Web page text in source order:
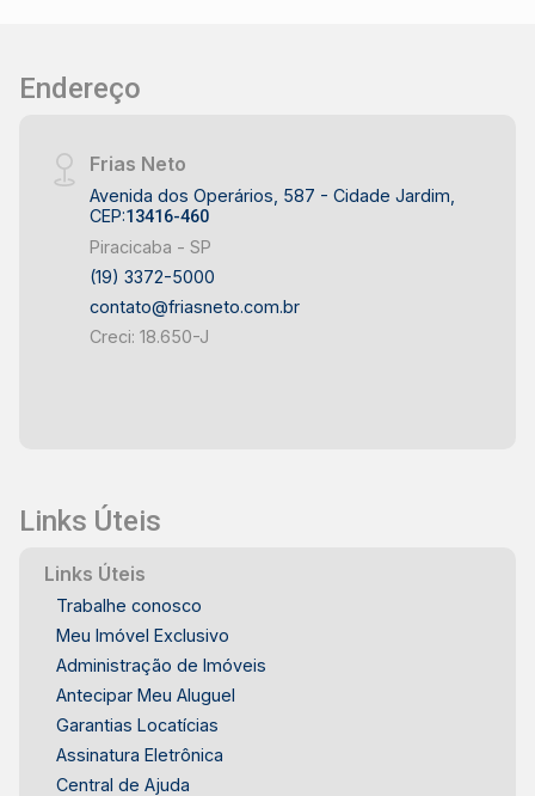
Endereço
Frias Neto
Avenida dos Operários, 587 - Cidade Jardim,
CEP:13416-460
Piracicaba - SP
(19) 3372-5000
contato@friasneto.com.br
Creci: 18.650-J
Links Úteis
Links Úteis
Trabalhe conosco
Meu Imóvel Exclusivo
Administração de Imóveis
Antecipar Meu Aluguel
Garantias Locatícias
Assinatura Eletrônica
Central de Ajuda